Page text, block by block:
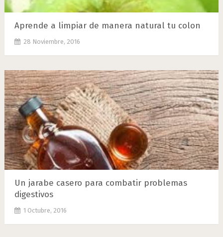
Aprende a limpiar de manera natural tu colon
28 Noviembre, 2016
Un jarabe casero para combatir problemas
digestivos
1 Octubre, 2016